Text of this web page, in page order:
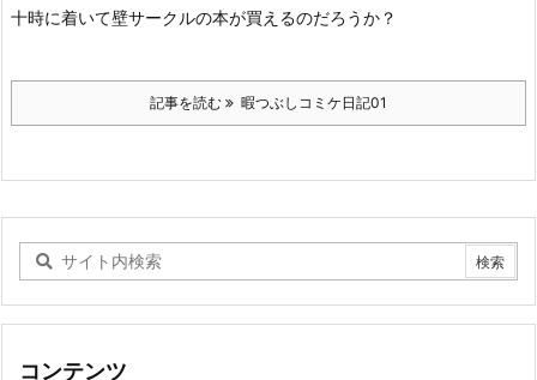
十時に着いて壁サークルの本が買えるのだろうか？
記事を読む 暇つぶしコミケ日記01
コンテンツ